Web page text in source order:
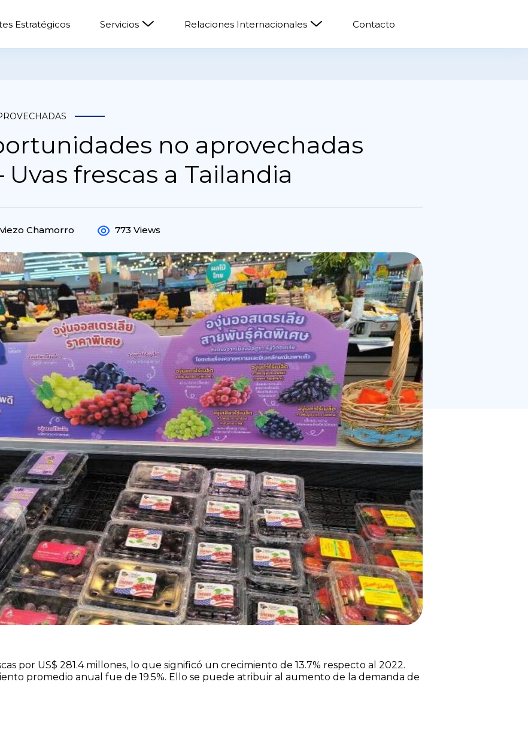
Estratégicos Servicios Relaciones Internacionales Contacto
no aprovechadas
Uvas frescas a Tailandia
Chamorro 773 Views
por US$ 281.4 millones, lo que significó un crecimiento de 13.7% respecto al 2022.
promedio anual fue de 19.5%. Ello se puede atribuir al aumento de la demanda de